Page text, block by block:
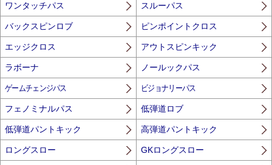
ワンタッチパス スルーパス
バックスピンロブ ピンポイントクロス
エッジクロス アウトスピンキック
ラボーナ ノールックパス
ゲームチェンジパス ビジョナリーパス
フェノミナルパス 低弾道ロブ
低弾道パントキック 高弾道パントキック
ロングスロー GKロングスロー